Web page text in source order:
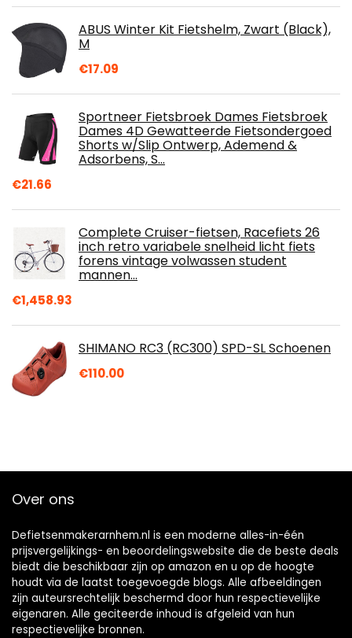
ABUS Winter Kit Fietshelm, Zwart (Black),
M
€17.09
Sportneer Fietsbroek Dames Fietsbroek
Dames 4D Gewatteerde Fietsondergoed
Shorts w/Slip Ontwerp, Ademend &
Adsorbens, S…
€21.66
Complete Cruiser-fietsen, Racefiets 26
inch retro variabele snelheid licht fiets
forens vintage volwassen student
mannen…
€1,458.93
SHIMANO RC3 (RC300) SPD-SL Schoenen
€110.00
Over ons
Defietsenmakerarnhem.nl is een moderne alles-in-één
prijsvergelijkings- en beoordelingswebsite die de beste deals
biedt die beschikbaar zijn op amazon en u op de hoogte
houdt via de laatst toegevoegde blogs. Alle afbeeldingen
zijn auteursrechtelijk beschermd door hun respectievelijke
eigenaren. Alle geciteerde inhoud is afgeleid van hun
respectievelijke bronnen.